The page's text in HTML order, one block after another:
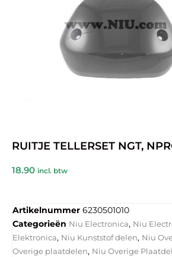
RUITJE TELLERSET NGT,
18.90 incl. btw
Artikelnummer 6230501010
Categorieën Niu Electronica, Niu
Elektronica, Niu Kunststof delen, Niu
Overige plaatdelen, Niu Overige